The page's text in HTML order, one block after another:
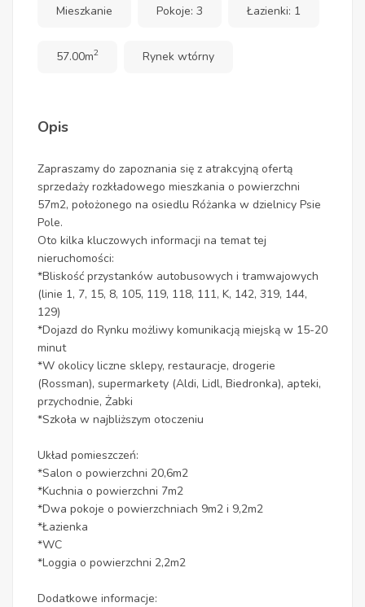
Mieszkanie Pokoje: 3 Łazienki: 1
57.00m2 Rynek wtórny
Opis
Zapraszamy do zapoznania się z atrakcyjną ofertą
sprzedaży rozkładowego mieszkania o powierzchni
57m2, położonego na osiedlu Różanka w dzielnicy Psie
Pole.
Oto kilka kluczowych informacji na temat tej
nieruchomości:
*Bliskość przystanków autobusowych i tramwajowych
(linie 1, 7, 15, 8, 105, 119, 118, 111, K, 142, 319, 144,
129)
*Dojazd do Rynku możliwy komunikacją miejską w 15-20
minut
*W okolicy liczne sklepy, restauracje, drogerie
(Rossman), supermarkety (Aldi, Lidl, Biedronka), apteki,
przychodnie, Żabki
*Szkoła w najbliższym otoczeniu
Układ pomieszczeń:
*Salon o powierzchni 20,6m2
*Kuchnia o powierzchni 7m2
*Dwa pokoje o powierzchniach 9m2 i 9,2m2
*Łazienka
*WC
*Loggia o powierzchni 2,2m2
Dodatkowe informacje: